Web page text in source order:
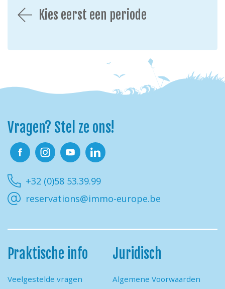
Kies eerst een periode
Vragen? Stel ze ons!
+32 (0)58 53.39.99
reservations@immo-europe.be
Praktische info
Veelgestelde vragen
Juridisch
Algemene Voorwaarden